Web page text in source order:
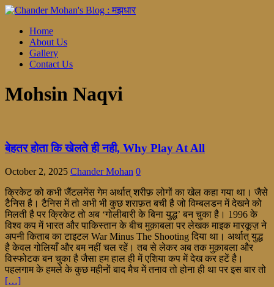
Home
About Us
Gallery
Contact Us
Mohsin Naqvi
बेहतर होता कि खेलते ही नही, Why Play At All
October 2, 2025 Chander Mohan 0
क्रिकेट को कभी जैंटलमेंस गेम अर्थात् शरीफ़ लोगों का खेल कहा गया था। जैसे
टैनिस है। टैनिस में तो अभी भी कुछ शराफ़त बची है जो विम्बलडन में देखने को
मिलती है पर क्रिकेट तो अब ‘गोलीबारी के बिना युद्ध’ बन चुका है। 1996 के
विश्व कप में भारत और पाकिस्तान के बीच मुक़ाबला पर लेखक माइक मारकूज़ ने
अपनी किताब का टाइटल War Minus The Shooting दिया था। अर्थात् युद्ध
है केवल गोलियाँ और बम नहीं चल रहें। तब से लेकर अब तक मुक़ाबला और
विस्फोटक बन चुका है जैसा हम हाल ही में एशिया कप में देख कर हटें है।
पहलगाम के हमले के कुछ महीनों बाद मैच में तनाव तो होना ही था पर इस बार तो
[…]